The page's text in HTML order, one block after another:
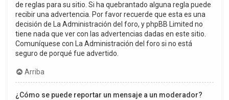
de reglas para su sitio. Si ha quebrantado alguna regla puede
recibir una advertencia. Por favor recuerde que esta es una
decisión de La Administración del foro, y phpBB Limited no
tiene nada que ver con las advertencias dadas en este sitio.
Comuníquese con La Administración del foro si no está
seguro de porqué fue advertido.
Arriba
¿Cómo se puede reportar un mensaje a un moderador?